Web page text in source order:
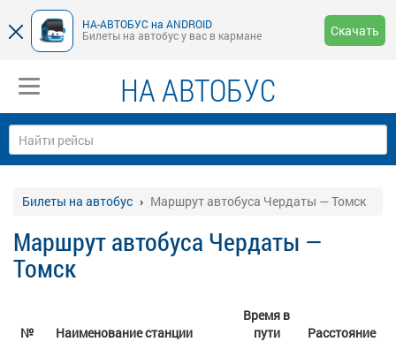
НА-АВТОБУС на ANDROID
Билеты на автобус у вас в кармане
Скачать
НА АВТОБУС
Билеты на автобус Маршрут автобуса Чердаты — Томск
Маршрут автобуса Чердаты —
Томск
№ Наименование станции
Время в
пути
Расстояние